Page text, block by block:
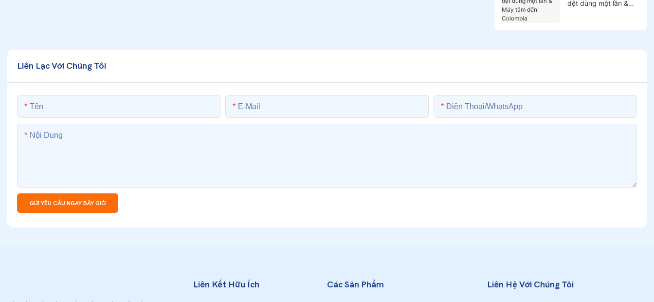
dệt dùng một lần &
Liên Lạc Với Chúng Tôi
Tên E-Mail Điện Thoại/whatsApp
Nội Dung
GỬI YÊU CẦU NGAY BÂY GIỜ
Liên Kết Hữu Ích Các Sản Phẩm Liên Hệ Với Chúng Tôi